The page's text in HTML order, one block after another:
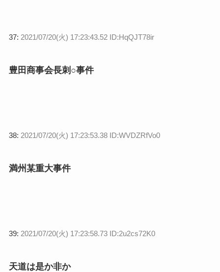
37: 2021/07/20(火) 17:23:43.52 ID:HqQJT78ir
豊田商事会長刺○事件
38: 2021/07/20(火) 17:23:53.38 ID:WVDZRfVo0
満州某重大事件
39: 2021/07/20(火) 17:23:58.73 ID:2u2cs72K0
天道は是か非か